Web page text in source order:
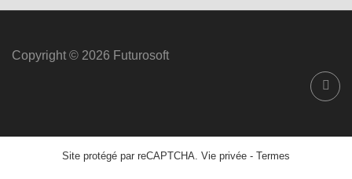
Copyright © 2026 Futurosoft
Site protégé par reCAPTCHA. Vie privée - Termes